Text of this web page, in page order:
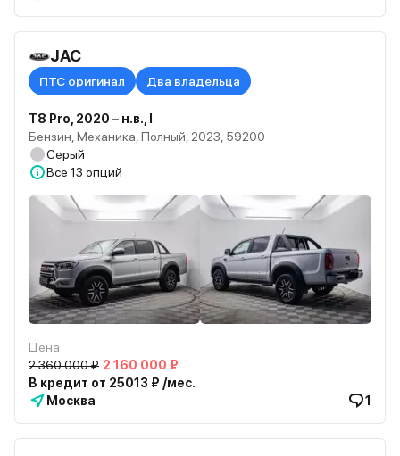
JAC
ПТС оригинал Два владельца
T8 Pro, 2020 – н.в., I
Бензин, Механика, Полный, 2023, 59200
Серый
Все 13 опций
Цена
2 360 000 ₽ 2 160 000 ₽
В кредит от 25013 ₽ /мес.
Москва
1